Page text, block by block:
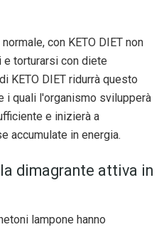
con KETO DIET non
e torturarsi con diete
KETO DIET ridurrà questo
i quali l'organismo svilupperà
e inizierà a
accumulate in energia.
dimagrante attiva in
lampone hanno